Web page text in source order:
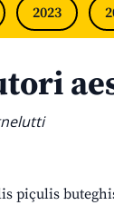
2023
piçulis